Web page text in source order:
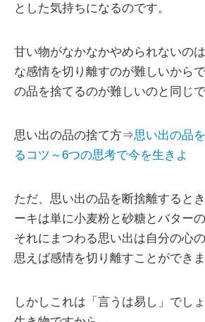
とした気持ちになるのです。
甘い物がなかなかやめられないの
な感情を切り離すのが難しいから
の品を捨てるのが難しいのと同じで
思い出の品の捨て方⇒思い出の品
るコツ～6つの思考で今を生きよ
ただ、思い出の品を断捨離すると
ーキは単に小麦粉と砂糖とバター
それにまつわる思い出は自分の心
思えば感情を切り離すことができま
しかしこれは「言うは易し」でし